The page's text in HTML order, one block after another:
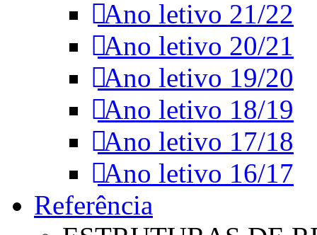
Ano letivo 21/22
Ano letivo 20/21
Ano letivo 19/20
Ano letivo 18/19
Ano letivo 17/18
Ano letivo 16/17
Referência